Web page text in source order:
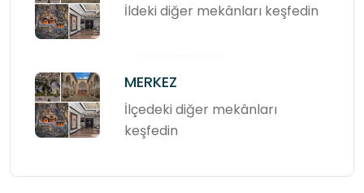
İldeki diğer mekânları keşfedin
MERKEZ
İlçedeki diğer mekânları
keşfedin